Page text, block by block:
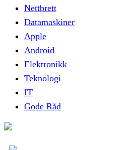
Nettbrett
Datamaskiner
Apple
Android
Elektronikk
Teknologi
IT
Gode Råd